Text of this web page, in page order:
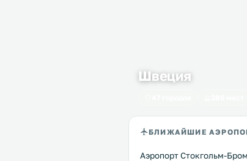
Швеция
БЛИЖАЙШИЕ
Аэропорт Стокгольм-